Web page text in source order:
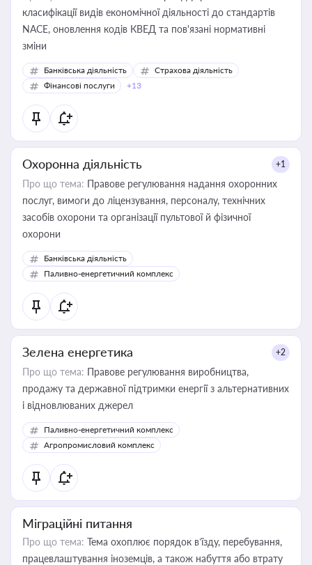
класифікації видів економічної діяльності до стандартів
NACE, оновлення кодів КВЕД та пов'язані нормативні
зміни
Банківська діяльність
Страхова діяльність
Фінансові послуги
+13
Охоронна діяльність +1
Про що тема: Правове регулювання надання охоронних
послуг, вимоги до ліцензування, персоналу, технічних
засобів охорони та організації пультової й фізичної
охорони
Банківська діяльність
Паливно-енергетичний комплекс
Зелена енергетика +2
Про що тема: Правове регулювання виробництва,
продажу та державної підтримки енергії з альтернативних
і відновлюваних джерел
Паливно-енергетичний комплекс
Агропромисловий комплекс
Міграційні питання
Про що тема: Тема охоплює порядок в’їзду, перебування,
працевлаштування іноземців, а також набуття або втрату